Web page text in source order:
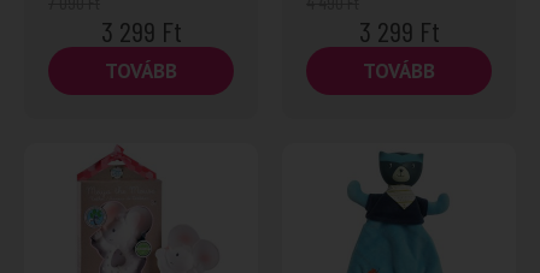
3 299 Ft
TOVÁBB
3 299 Ft
TOVÁBB